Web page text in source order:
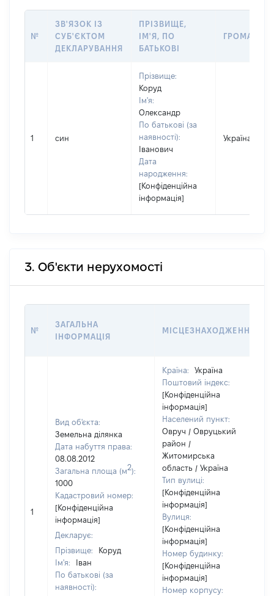
№
ЗВ'ЯЗОК ІЗ
СУБ'ЄКТОМ
ДЕКЛАРУВАННЯ
ПРІЗВИЩЕ,
ІМ'Я, ПО
БАТЬКОВІ
1 син
Прізвище:
Коруд
Ім'я:
Олександр
По батькові (за
наявності):
Іванович
Дата
народження:
[Конфіденційна
інформація]
Україна
3. Об'єкти нерухомості
№
ЗАГАЛЬНА
ІНФОРМАЦІЯ
МІСЦЕЗНАХОДЖЕННЯ
1
Вид об'єкта:
Земельна ділянка
Дата набуття права:
08.08.2012
Загальна площа (м2):
1000
Кадастровий номер:
[Конфіденційна
інформація]
Декларує:
Прізвище:
Коруд
Ім'я:
Іван
По батькові (за
наявності):
Країна:
Україна
Поштовий індекс:
[Конфіденційна
інформація]
Населений пункт:
Овруч / Овруцький
район /
Житомирська
область / Україна
Тип вулиці:
[Конфіденційна
інформація]
Вулиця:
[Конфіденційна
інформація]
Номер будинку:
[Конфіденційна
інформація]
Номер корпусу: